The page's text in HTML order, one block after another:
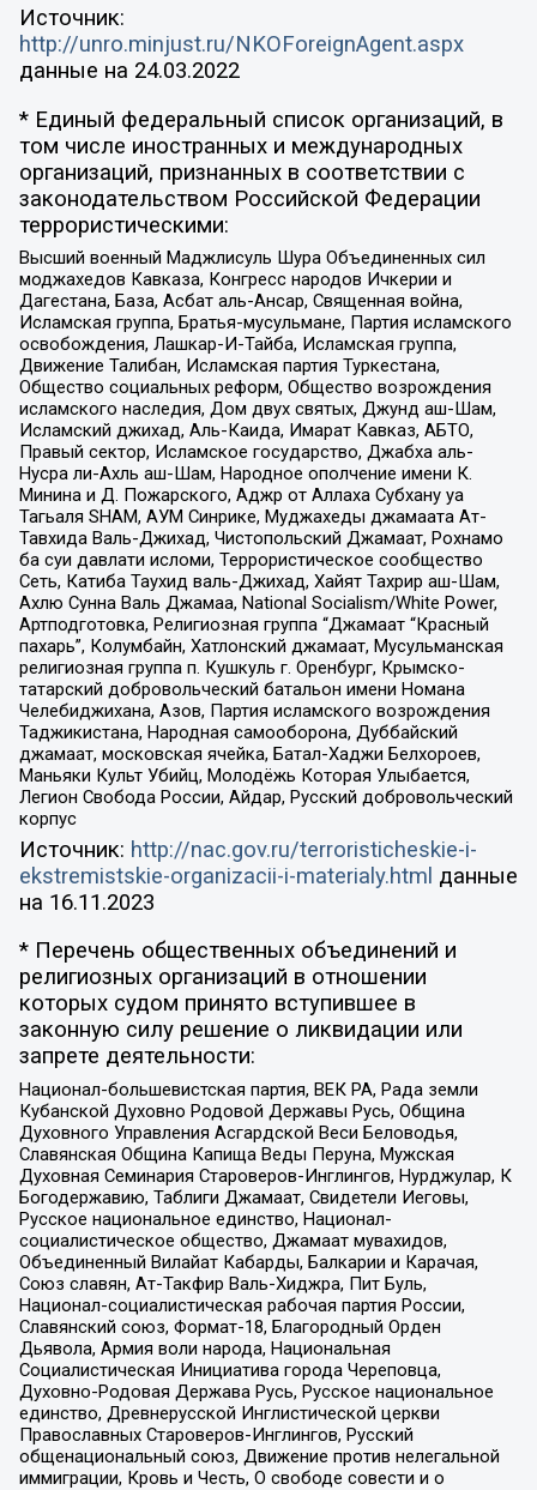
Источник:
http://unro.minjust.ru/NKOForeignAgent.aspx
данные на 24.03.2022
* Единый федеральный список организаций, в
том числе иностранных и международных
организаций, признанных в соответствии с
законодательством Российской Федерации
террористическими:
Высший военный Маджлисуль Шура Объединенных сил
моджахедов Кавказа, Конгресс народов Ичкерии и
Дагестана, База, Асбат аль-Ансар, Священная война,
Исламская группа, Братья-мусульмане, Партия исламского
освобождения, Лашкар-И-Тайба, Исламская группа,
Движение Талибан, Исламская партия Туркестана,
Общество социальных реформ, Общество возрождения
исламского наследия, Дом двух святых, Джунд аш-Шам,
Исламский джихад, Аль-Каида, Имарат Кавказ, АБТО,
Правый сектор, Исламское государство, Джабха аль-
Нусра ли-Ахль аш-Шам, Народное ополчение имени К.
Минина и Д. Пожарского, Аджр от Аллаха Субхану уа
Тагьаля SHAM, АУМ Синрике, Муджахеды джамаата Ат-
Тавхида Валь-Джихад, Чистопольский Джамаат, Рохнамо
ба суи давлати исломи, Террористическое сообщество
Сеть, Катиба Таухид валь-Джихад, Хайят Тахрир аш-Шам,
Ахлю Сунна Валь Джамаа, National Socialism/White Power,
Артподготовка, Религиозная группа “Джамаат “Красный
пахарь”, Колумбайн, Хатлонский джамаат, Мусульманская
религиозная группа п. Кушкуль г. Оренбург, Крымско-
татарский добровольческий батальон имени Номана
Челебиджихана, Азов, Партия исламского возрождения
Таджикистана, Народная самооборона, Дуббайский
джамаат, московская ячейка, Батал-Хаджи Белхороев,
Маньяки Культ Убийц, Молодёжь Которая Улыбается,
Легион Свобода России, Айдар, Русский добровольческий
корпус
Источник: http://nac.gov.ru/terroristicheskie-i-
ekstremistskie-organizacii-i-materialy.html данные
на 16.11.2023
* Перечень общественных объединений и
религиозных организаций в отношении
которых судом принято вступившее в
законную силу решение о ликвидации или
запрете деятельности:
Национал-большевистская партия, ВЕК РА, Рада земли
Кубанской Духовно Родовой Державы Русь, Община
Духовного Управления Асгардской Веси Беловодья,
Славянская Община Капища Веды Перуна, Мужская
Духовная Семинария Староверов-Инглингов, Нурджулар, К
Богодержавию, Таблиги Джамаат, Свидетели Иеговы,
Русское национальное единство, Национал-
социалистическое общество, Джамаат мувахидов,
Объединенный Вилайат Кабарды, Балкарии и Карачая,
Союз славян, Ат-Такфир Валь-Хиджра, Пит Буль,
Национал-социалистическая рабочая партия России,
Славянский союз, Формат-18, Благородный Орден
Дьявола, Армия воли народа, Национальная
Социалистическая Инициатива города Череповца,
Духовно-Родовая Держава Русь, Русское национальное
единство, Древнерусской Инглистической церкви
Православных Староверов-Инглингов, Русский
общенациональный союз, Движение против нелегальной
иммиграции, Кровь и Честь, О свободе совести и о